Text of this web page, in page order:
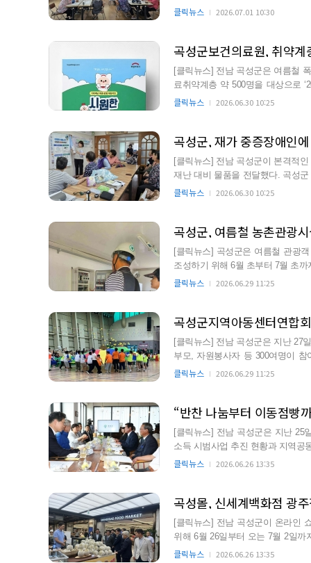
합지지센터와 협력해 마련됐…
클릭뉴스 2026.07.01 10:30
곡성군보건의료원, 취약
[클릭뉴스] 전남 곡성군은 여름철
료취약계층 약 500명을 대상으로
다. 이번 교육은 6월…
클릭뉴스 2026.06.30 10:25
곡성군, 재가 중증장애인
[클릭뉴스] 전남 곡성군이 본격적
재난 대비 물품을 전달했다. 곡성군 주민복지과는 지난 29일 재가 중증장애인 30명의 가정을 찾아
폭염·감염 예방을 위…
클릭뉴스 2026.06.30 10:25
곡성군, 여름철 농촌관광
[클릭뉴스] 곡성군은 여름철 관광
조성하기 위해 6월 초부터 7월 초
다. 점검 대상은 농촌관광시…
클릭뉴스 2026.06.29 11:25
[클릭뉴스] 전남 곡성군은 지난 27
부모, 자원봉사자 등 300여명이 참
성황리에 개최했다고 …
클릭뉴스 2026.06.29 11:25
[클릭뉴스] 전남 곡성군은 지난 25
소득 시범사업 추진 현황과 지역공
전했다. 이번 방문은 농어촌…
클릭뉴스 2026.06.26 13:35
곡성몰, 신세계백화점 광
[클릭뉴스] 전남 곡성군이 온라인
위해 6월 26일부터 오는 7월 2일
곡성 빠지다 판…
클릭뉴스 2026.06.26 13:35